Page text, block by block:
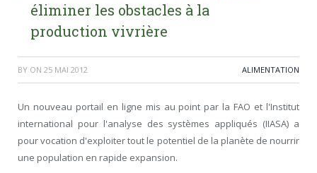
éliminer les obstacles à la
production vivrière
BY ON 25 MAI 2012 ALIMENTATION
Un nouveau portail en ligne mis au point par la FAO et l'Institut
international pour l'analyse des systèmes appliqués (IIASA) a
pour vocation d'exploiter tout le potentiel de la planète de nourrir
une population en rapide expansion.